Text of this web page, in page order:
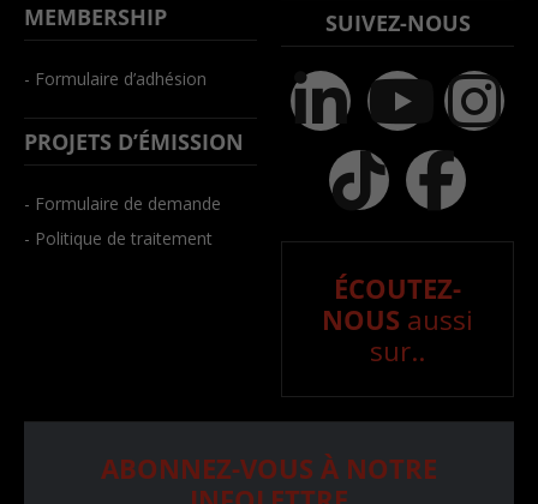
MEMBERSHIP
- Formulaire d’adhésion
PROJETS D’ÉMISSION
- Formulaire de demande
- Politique de traitement
SUIVEZ-NOUS
ÉCOUTEZ-
NOUS aussi
sur..
ABONNEZ-VOUS À NOTRE